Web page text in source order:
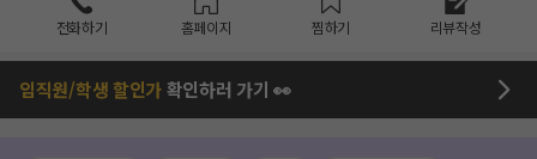
전화하기 홈페이지 찜하기 리뷰작성
임직원/학생 할인가확인하러 가기 👀